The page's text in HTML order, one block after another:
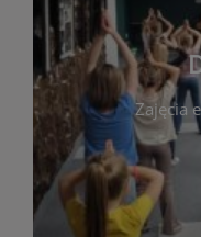
Zajęcia
To miejsce
czytelnikach
informacje o
plastycznych i
dzieci.
opowiadań i
kącik do
rozbudzać